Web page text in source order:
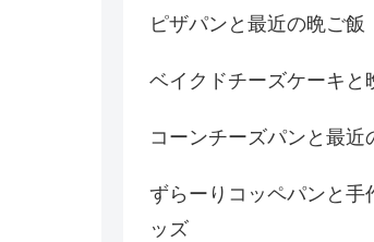
ピザパンと最近の晩ご飯
ベイクドチーズケーキと
コーンチーズパンと最近
ずらーりコッペパンと手
ッズ